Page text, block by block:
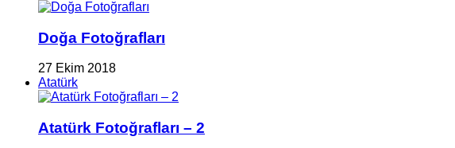
Doğa Fotoğrafları
27 Ekim 2018
Atatürk
Atatürk Fotoğrafları – 2